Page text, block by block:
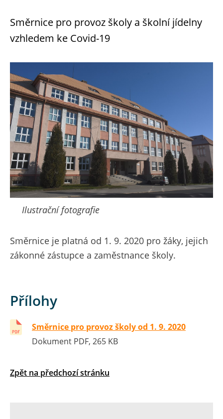
Směrnice pro provoz školy a školní jídelny
vzhledem ke Covid-19
Ilustrační fotografie
Směrnice je platná od 1. 9. 2020 pro žáky, jejich
zákonné zástupce a zaměstnance školy.
Přílohy
Směrnice pro provoz školy od 1. 9. 2020
Dokument PDF, 265 KB
Zpět na předchozí stránku